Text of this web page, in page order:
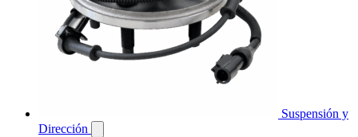
Suspensión y
Dirección